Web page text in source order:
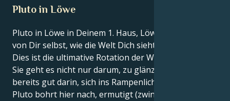
Pluto in Löwe
Pluto in Löwe in Deinem 1. Haus, Löwe - das Haus
von Dir selbst, wie die Welt Dich sieht und Identität.
Dies ist die ultimative Rotation der Wiedergeburt. Für
Sie geht es nicht nur darum, zu glänzen - Sie sind
bereits gut darin, sich ins Rampenlicht zu stellen.
Pluto bohrt hier nach, ermutigt (zwingt!) Sie, die